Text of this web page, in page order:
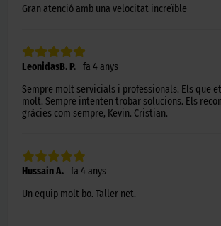
Gran atenció amb una velocitat increïble
LeonidasB. P. fa 4 anys
Sempre molt servicials i professionals. Els que
molt. Sempre intenten trobar solucions. Els
gràcies com sempre, Kevin. Cristian.
Hussain A. fa 4 anys
Un equip molt bo. Taller net.